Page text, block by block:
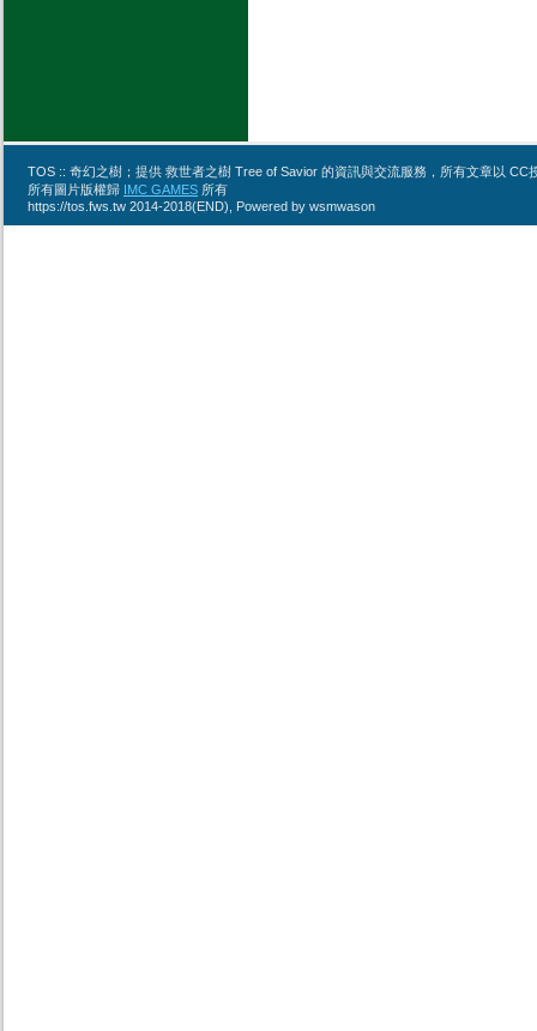
TOS :: 奇幻之樹；提供 救世者之樹 Tree of Savior 的資訊與交流服務，所有文章以
所有圖片版權歸 IMC GAMES 所有
https://tos.fws.tw 2014-2018(END), Powered by wsmwason